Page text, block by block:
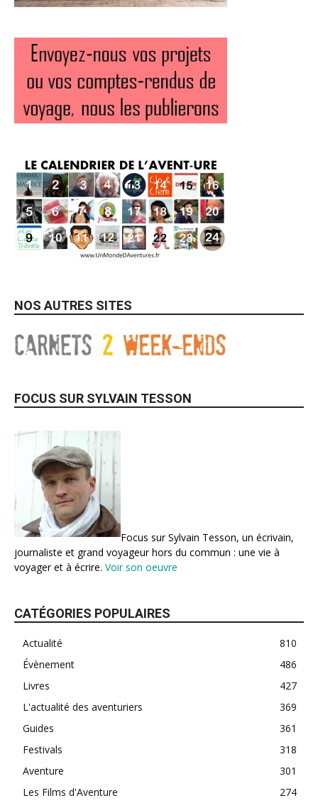
NOS AUTRES SITES
FOCUS SUR SYLVAIN TESSON
Focus sur Sylvain Tesson, un écrivain,
journaliste et grand voyageur hors du commun : une vie à
voyager et à écrire. Voir son oeuvre
CATÉGORIES POPULAIRES
Actualité
810
Évènement
486
Livres
427
L'actualité des aventuriers
369
Guides
361
Festivals
318
Aventure
301
Les Films d'Aventure
274